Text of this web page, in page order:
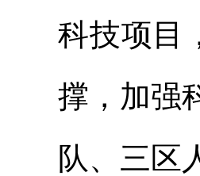
科技项目
撑，加强
队、三区